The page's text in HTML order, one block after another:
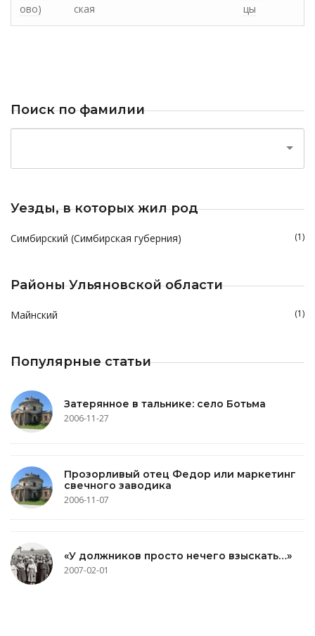
ово)
ская
цы
Поиск по фамилии
Уезды, в которых жил род
Симбирский (Симбирская губерния) (1)
Районы Ульяновской области
Майнский (1)
Популярные статьи
Затерянное в тальнике: село Ботьма
2006-11-27
Прозорливый отец Федор или маркетинг
свечного заводика
2006-11-07
«У должников просто нечего взыскать…»
2007-02-01